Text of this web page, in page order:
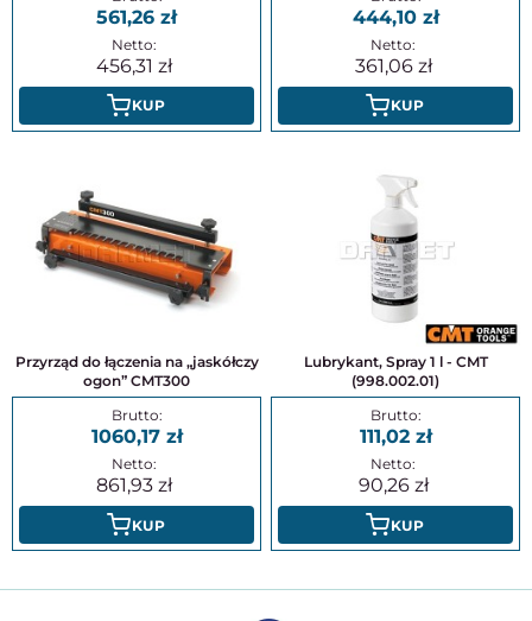
561,26
456,31
KUP
444,10
361,06
KUP
Przyrząd do łączenia na „jaskółczy
ogon” CMT300
1060,17
861,93
KUP
Lubrykant, Spray 1 l - CMT
(998.002.01)
111,02
90,26
KUP